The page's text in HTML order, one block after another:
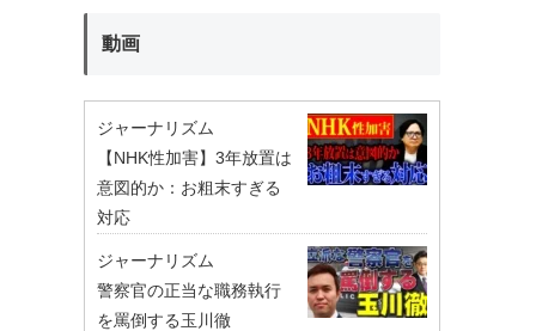
動画
ジャーナリズム
【NHK性加害】3年放置は
意図的か：お粗末すぎる
対応
ジャーナリズム
警察官の正当な職務執行
を罵倒する玉川徹